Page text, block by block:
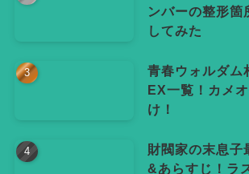
ンバーの整形箇
してみた
青春ウォルダム
EX一覧！カメ
け！
財閥家の末息子
&あらすじ！ラ